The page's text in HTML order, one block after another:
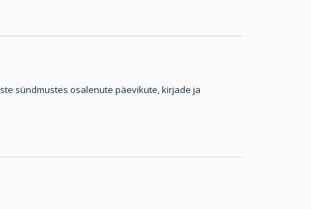
sündmustes osalenute päevikute, kirjade ja